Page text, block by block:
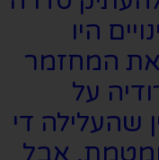
היו
את המחזמר
על
שהעלילה די
אבל